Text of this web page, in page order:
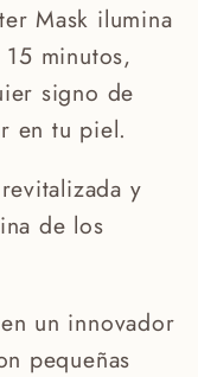
Mask ilumina
minutos,
signo de
en tu piel.
y
de los
un innovador
pequeñas